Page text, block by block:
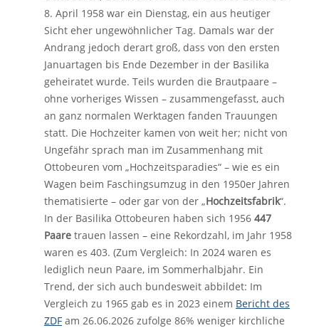
8. April 1958 war ein Dienstag, ein aus heutiger
Sicht eher ungewöhnlicher Tag. Damals war der
Andrang jedoch derart groß, dass von den ersten
Januartagen bis Ende Dezember in der Basilika
geheiratet wurde. Teils wurden die Brautpaare –
ohne vorheriges Wissen – zusammengefasst, auch
an ganz normalen Werktagen fanden Trauungen
statt. Die Hochzeiter kamen von weit her; nicht von
Ungefähr sprach man im Zusammenhang mit
Ottobeuren vom „Hochzeitsparadies“ – wie es ein
Wagen beim Faschingsumzug in den 1950er Jahren
thematisierte – oder gar von der „Hochzeitsfabrik“.
In der Basilika Ottobeuren haben sich 1956 447
Paare trauen lassen – eine Rekordzahl, im Jahr 1958
waren es 403. (Zum Vergleich: In 2024 waren es
lediglich neun Paare, im Sommerhalbjahr. Ein
Trend, der sich auch bundesweit abbildet: Im
Vergleich zu 1965 gab es in 2023 einem Bericht des
ZDF am 26.06.2026 zufolge 86% weniger kirchliche